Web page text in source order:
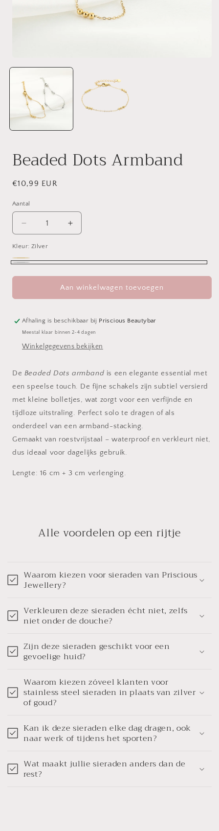
1
modaal
Beaded Dots Armband
Normale
€10,99 EUR
Aantal
Aantal
Aantal
verlagen
voor
Beaded
Armband
Aantal
verhogen
Beaded
Armband
Kleur: Zilver
Goud
Variant
uitverkocht
beschikbaar
Aan winkelwagen toevoegen
Afhaling is beschikbaar bij Priscious Beautybar
Meestal klaar binnen 2-4 dagen
Winkelgegevens bekijken
De Beaded Dots armband is een elegante essential met
een speelse touch. De fijne schakels zijn subtiel versierd
met kleine bolletjes, wat zorgt voor een verfijnde en
tijdloze uitstraling. Perfect solo te dragen of als
onderdeel van een armband-stacking.
Gemaakt van roestvrijstaal – waterproof en verkleurt niet,
dus ideaal voor dagelijks gebruik.
Lengte: 16 cm + 3 cm verlenging.
Alle voordelen op een rijtje
Waarom kiezen voor sieraden van Priscious
Jewellery?
Verkleuren deze sieraden écht niet, zelfs
niet onder de douche?
Zijn deze sieraden geschikt voor een
gevoelige huid?
Waarom kiezen zóveel klanten voor
stainless steel sieraden in plaats van zilver
of goud?
Kan ik deze sieraden elke dag dragen, ook
naar werk of tijdens het sporten?
Wat maakt jullie sieraden anders dan de
rest?